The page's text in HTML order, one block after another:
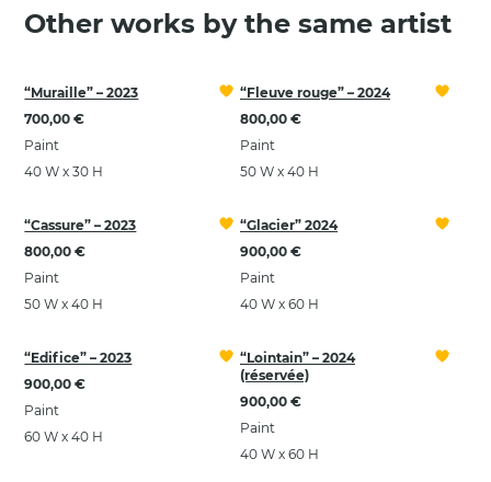
Other works by the same artist
“Muraille” – 2023
700,00 €
Paint
40 W x 30 H
“Fleuve rouge” – 2024
800,00 €
Paint
50 W x 40 H
“Cassure” – 2023
800,00 €
Paint
50 W x 40 H
“Glacier” 2024
900,00 €
Paint
40 W x 60 H
“Edifice” – 2023
900,00 €
Paint
60 W x 40 H
“Lointain” – 2024
(réservée)
900,00 €
Paint
40 W x 60 H